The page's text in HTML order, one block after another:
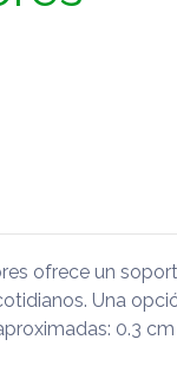
ofrece un
Una
0.3